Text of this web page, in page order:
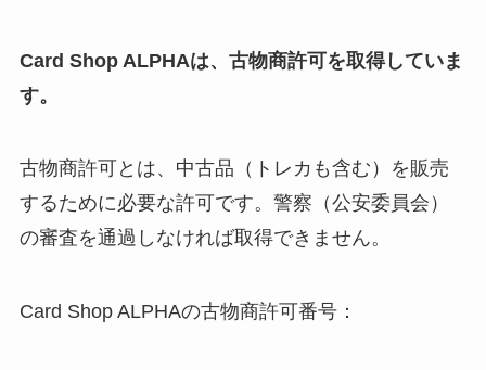
Card Shop ALPHAは、古物商許可を取得していま
す。
古物商許可とは、中古品（トレカも含む）を販売
するために必要な許可です。警察（公安委員会）
の審査を通過しなければ取得できません。
Card Shop ALPHAの古物商許可番号：